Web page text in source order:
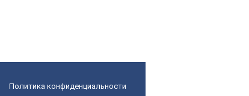
Политика конфиденциальности